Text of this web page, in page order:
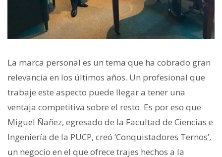
La marca personal es un tema que ha cobrado gran
relevancia en los últimos años. Un profesional que
trabaje este aspecto puede llegar a tener una
ventaja competitiva sobre el resto. Es por eso que
Miguel Ñañez, egresado de la Facultad de Ciencias e
Ingeniería de la PUCP, creó ‘Conquistadores Ternos’,
un negocio en el que ofrece trajes hechos a la